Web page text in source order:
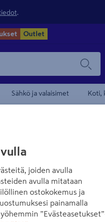
Outlet
Sähkö ja valaisimet Koti,
kiskosetti
: 500990643 EAN-koodi
Flexi-kiskosetti
päätysuojat. Kiskoja
joiden avulla
avulla mitataan
ostokokemus ja
painamalla